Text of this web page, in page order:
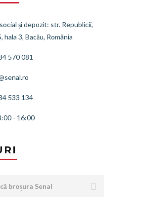
și depozit: str. Republicii,
hala 3, Bacău, România
570 081
533 134
- 16:00
broșura Senal